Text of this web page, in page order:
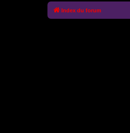
Index du forum